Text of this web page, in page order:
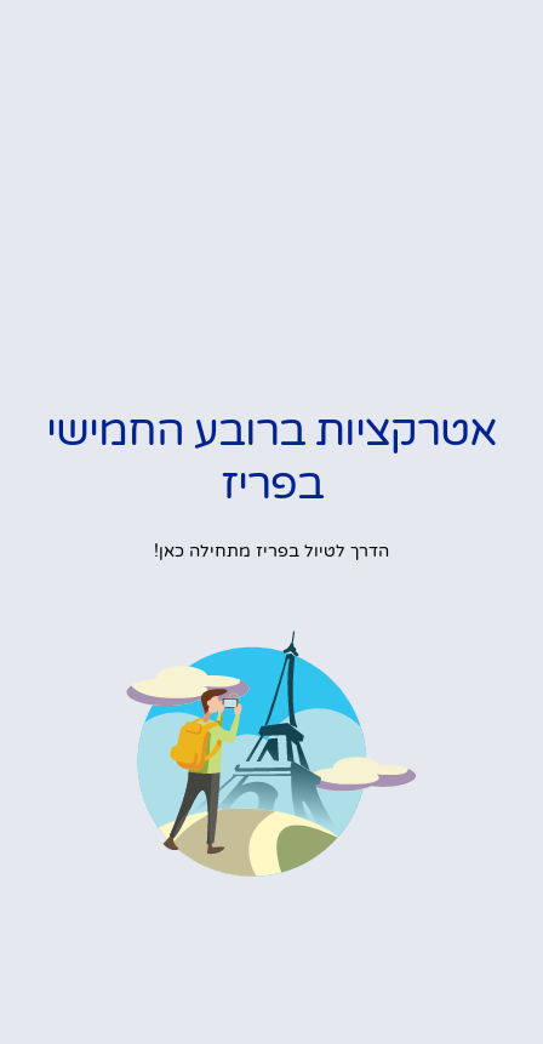
אטרקציות ברובע החמישי
בפריז
הדרך לטיול בפריז מתחילה כאן!